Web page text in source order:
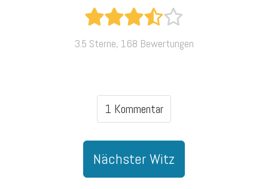
3.5 Sterne, 168 Bewertungen
1 Kommentar
Nächster Witz